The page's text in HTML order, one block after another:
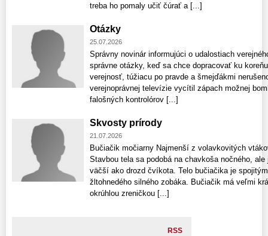
treba ho pomaly učiť čúrať a [...]
Otázky
25.07.2026
Správny novinár informujúci o udalostiach
správne otázky, keď sa chce dopracovať ku
verejnosť, túžiacu po pravde a šmejďákmi
verejnoprávnej televízie vycítil zápach možnej
falošných kontrolórov [...]
Skvosty prírody
21.07.2026
Bučiačik močiarny Najmenší z volavkovitých
Stavbou tela sa podobá na chavkoša nočného,
väčší ako drozd čvíkota. Telo bučiačika je
žltohnedého silného zobáka. Bučiačik má veľmi
okrúhlou zreničkou [...]
RSS